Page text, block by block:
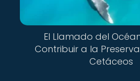
El Llamado del
Contribuir a la
Cetáceos